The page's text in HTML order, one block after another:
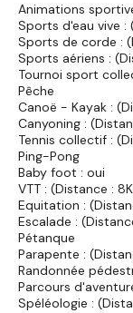
Animations
Sports d'eau vive :
Sports de corde :
Sports aériens :
Tournoi sport
Pêche
Canoë - Kayak :
Canyoning :
Tennis collectif :
Ping-Pong
Baby foot : oui
VTT : (Distance :
Equitation :
Escalade :
Pétanque
Parapente :
Randonnée
Parcours
Spéléologie :